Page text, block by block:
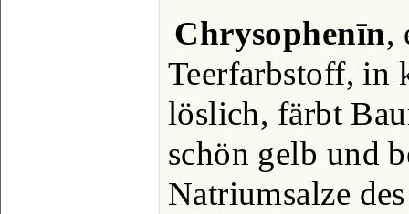
Chrysophenīn,
Teerfarbstoff, in
löslich, färbt
schön gelb und
Natriumsalze des